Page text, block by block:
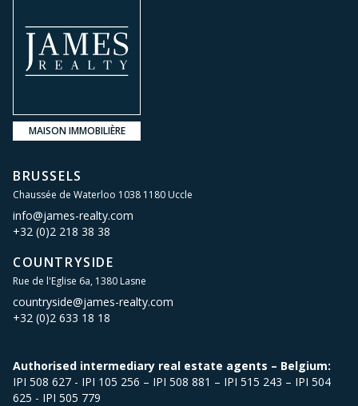
MAISON IMMOBILIÈRE
BRUSSELS
Chaussée de Waterloo 1038 1180 Uccle
info@james-realty.com
+32 (0)2 218 38 38
COUNTRYSIDE
Rue de l'Eglise 6a, 1380 Lasne
countryside@james-realty.com
+32 (0)2 633 18 18
Authorised intermediary real estate agents – Belgium:
IPI 508 627 - IPI 105 256 – IPI 508 881 – IPI 515 243 – IPI 504
625 - IPI 505 779